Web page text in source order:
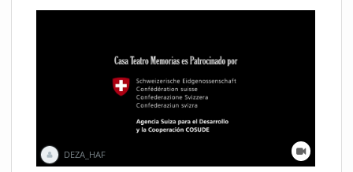
DEZA_HAF